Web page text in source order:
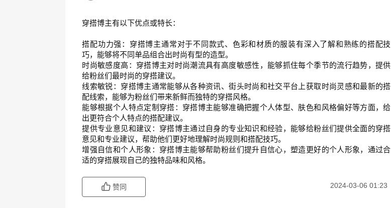
穿搭博主有以下优点或特长：
搭配功力强：穿搭博主通常对于不同款式、色彩和材质的服装有深入了解和熟练的搭配技
巧，能够将不同单品组合出时尚有型的造型。
时尚敏感度高：穿搭博主对时尚潮流具有高度敏感性，能够抓住每个季节的流行趋势，提供
给粉丝们最时尚的穿搭建议。
线索敏锐：穿搭博主通常能够从各种资讯、街头时尚和社交平台上获取时尚灵感和最新的搭
配线索，能够为粉丝们带来新鲜而独特的穿搭风格。
能够根据个人特点定制穿搭：穿搭博主能够准确把握个人体型、肤色和风格偏好等方面，给
出更符合个人特点的搭配建议。
提供专业意见和建议：穿搭博主通过自身的专业知识和经验，能够给粉丝们提供全面的穿搭
意见和专业建议，帮助他们更好地理解时尚规则和搭配技巧。
增强自信和个人形象：穿搭博主能够帮助粉丝们提升自信心，塑造更好的个人形象，通过合
适的穿搭展现自己的独特品味和风格。
赞同 2024-03-06 01:23